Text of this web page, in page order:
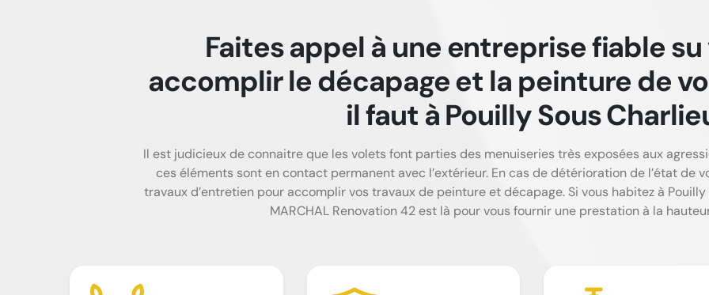
Faites appel à une entreprise fiable su
accomplir le décapage et la peinture de
il faut à Pouilly Sous
Il est judicieux de connaitre que les volets font parties des menuiseries très exposées aux
ces éléments sont en contact permanent avec l’extérieur. En cas de détérioration de l’état de
travaux d’entretien pour accomplir vos travaux de peinture et décapage. Si vous habitez à
MARCHAL Renovation 42 est là pour vous fournir une prestation à la